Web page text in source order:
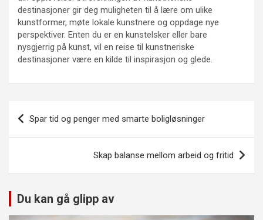
destinasjoner gir deg muligheten til å lære om ulike
kunstformer, møte lokale kunstnere og oppdage nye
perspektiver. Enten du er en kunstelsker eller bare
nysgjerrig på kunst, vil en reise til kunstneriske
destinasjoner være en kilde til inspirasjon og glede.
Innleggsnavigasjon
Spar tid og penger med smarte boligløsninger
Skap balanse mellom arbeid og fritid
Du kan gå glipp av